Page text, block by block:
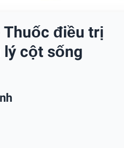
Thuốc điều trị
lý cột sống